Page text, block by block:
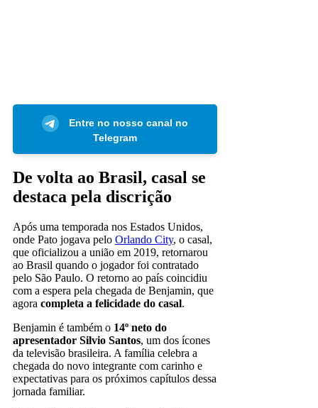
Entre no nosso canal no
Telegram
De volta ao Brasil, casal se
destaca pela discrição
Após uma temporada nos Estados Unidos,
onde Pato jogava pelo Orlando City, o casal,
que oficializou a união em 2019, retornarou
ao Brasil quando o jogador foi contratado
pelo São Paulo. O retorno ao país coincidiu
com a espera pela chegada de Benjamin, que
agora completa a felicidade do casal.
Benjamin é também o 14º neto do
apresentador Silvio Santos, um dos ícones
da televisão brasileira. A família celebra a
chegada do novo integrante com carinho e
expectativas para os próximos capítulos dessa
jornada familiar.